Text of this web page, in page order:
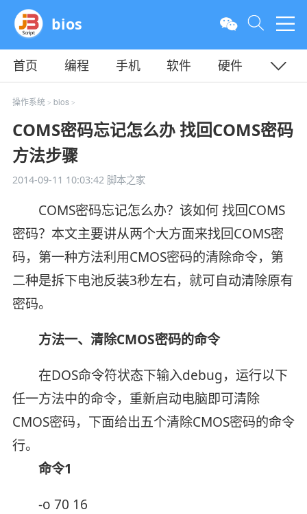
bios
首页 编程 手机 软件
硬件
教程
平面
操作系统> bios>
COMS密码忘记怎么办 找回COMS密码
方法步骤
2014-09-11 10:03:42脚本之家
COMS密码忘记怎么办？该如何 找回COMS
密码？本文主要讲从两个大方面来找回COMS密
码，第一种方法利用CMOS密码的清除命令，第
二种是拆下电池反装3秒左右，就可自动清除原有
密码。
方法一、清除CMOS密码的命令
在DOS命令符状态下输入debug，运行以下
任一方法中的命令，重新启动电脑即可清除
CMOS密码，下面给出五个清除CMOS密码的命令
行。
命令1
-o 70 16